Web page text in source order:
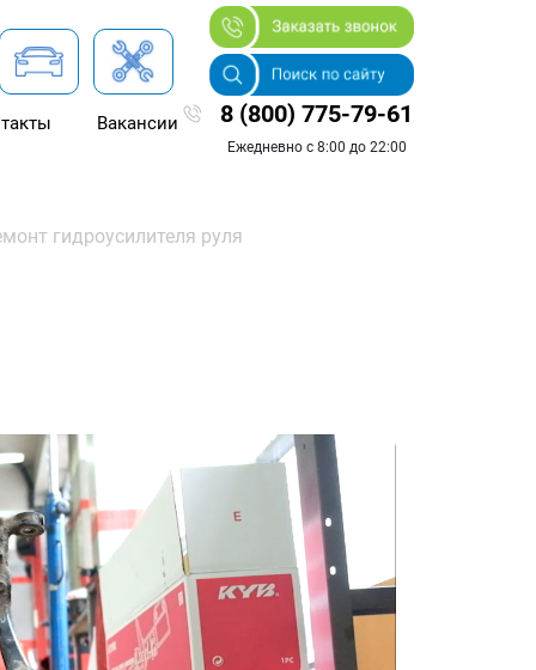
Вакансии 8 (800) 775-79-61
Ежедневно с 8:00 до 22:00
гидроусилителя руля